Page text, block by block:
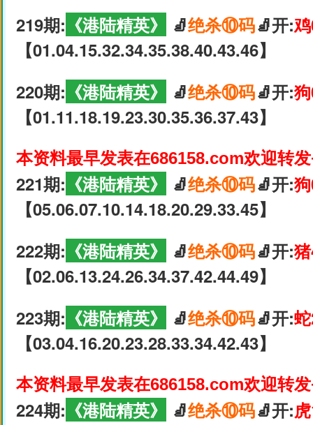
219期: 《港陆精英》 🧦绝杀⑩码🧦开:
【01.04.15.32.34.35.38.40.43.46】
220期: 《港陆精英》 🧦绝杀⑩码🧦开:
【01.11.18.19.23.30.35.36.37.43】
本资料最早发表在686158.com欢迎转
221期: 《港陆精英》 🧦绝杀⑩码🧦开:
【05.06.07.10.14.18.20.29.33.45】
222期: 《港陆精英》 🧦绝杀⑩码🧦开:
【02.06.13.24.26.34.37.42.44.49】
223期: 《港陆精英》 🧦绝杀⑩码🧦开:
【03.04.16.20.23.28.33.34.42.43】
本资料最早发表在686158.com欢迎转
224期: 《港陆精英》 🧦绝杀⑩码🧦开: